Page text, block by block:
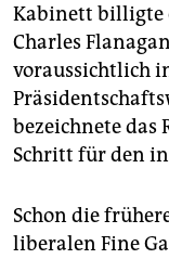
Kabinett billigte
Charles
voraussichtlich
bezeichnete das
Schritt für den
Schon die
liberalen Fine